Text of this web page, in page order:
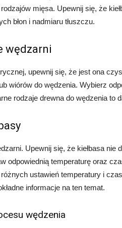
mięsa. Upewnij się, że
błon i nadmiaru tłuszczu.
wędzarni
upewnij się, że jest ona
wiórów do wędzenia. Wybierz
rodzaje drewna do wędzenia to
Upewnij się, że kiełbasa
odpowiednią temperaturę oraz
ustawień temperatury i
informacje na ten temat.
wędzenia